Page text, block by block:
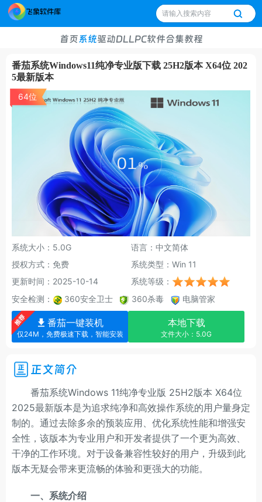
首页系统驱动DLLPC软件合集教程
番茄系统Windows11纯净专业版下载 25H2版本 X64位 202
5最新版本
64位
系统大小：5.0G
语言：中文简体
授权方式：免费
系统类型：Win 11
更新时间：2025-10-14
系统等级：
安全检测：
360安全卫士 360杀毒 电脑管家
番茄一键装机
仅24M，免费极速下载，智能安装
本地下载
文件大小：5.0G
正文简介
番茄系统Windows 11纯净专业版 25H2版本 X64位
2025最新版本是为追求纯净和高效操作系统的用户量身定
制的。通过去除多余的预装应用、优化系统性能和增强安
全性，该版本为专业用户和开发者提供了一个更为高效、
干净的工作环境。对于设备兼容性较好的用户，升级到此
版本无疑会带来更流畅的体验和更强大的功能。
一、系统介绍